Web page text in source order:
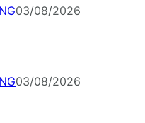
03/08/2026
03/08/2026